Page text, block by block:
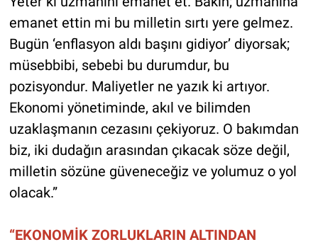
emanet ettin mi bu milletin sırtı yere gelmez.
Bugün ‘enflasyon aldı başını gidiyor’ diyorsak;
müsebbibi, sebebi bu durumdur, bu
pozisyondur. Maliyetler ne yazık ki artıyor.
Ekonomi yönetiminde, akıl ve bilimden
uzaklaşmanın cezasını çekiyoruz. O bakımdan
biz, iki dudağın arasından çıkacak söze değil,
milletin sözüne güveneceğiz ve yolumuz o yol
olacak.”
“EKONOMİK ZORLUKLARIN ALTINDAN